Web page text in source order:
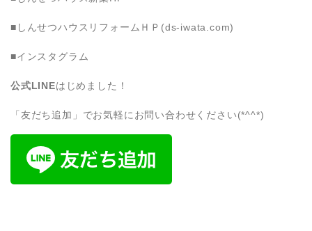
■しんせつハウスリフォームＨＰ(ds-iwata.com)
■インスタグラム
公式LINEはじめました！
「友だち追加」でお気軽にお問い合わせください(*^^*)